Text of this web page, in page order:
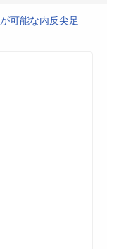
可能な内反尖足